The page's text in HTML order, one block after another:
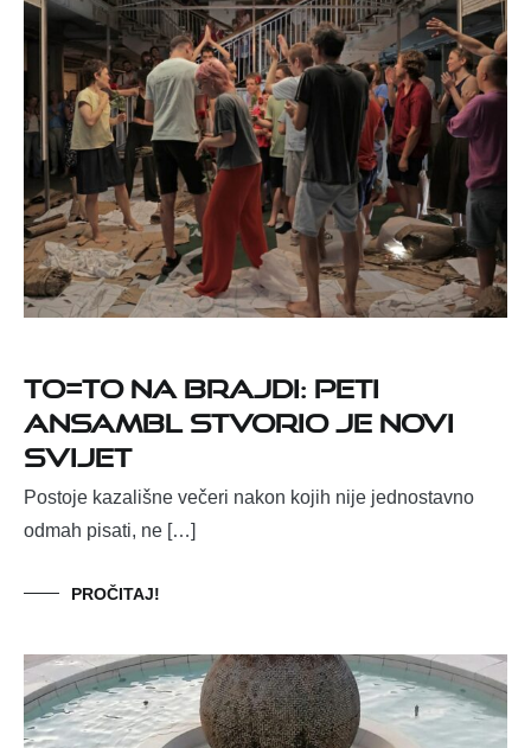
TO=TO na Brajdi: Peti
ansambl stvorio je novi
svijet
Postoje kazališne večeri nakon kojih nije jednostavno
odmah pisati, ne […]
PROČITAJ!